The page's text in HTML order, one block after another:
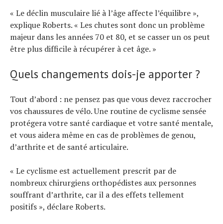
« Le déclin musculaire lié à l’âge affecte l’équilibre »,
explique Roberts. « Les chutes sont donc un problème
majeur dans les années 70 et 80, et se casser un os peut
être plus difficile à récupérer à cet âge. »
Quels changements dois-je apporter ?
Tout d’abord : ne pensez pas que vous devez raccrocher
vos chaussures de vélo. Une routine de cyclisme sensée
protégera votre santé cardiaque et votre santé mentale,
et vous aidera même en cas de problèmes de genou,
d’arthrite et de santé articulaire.
« Le cyclisme est actuellement prescrit par de
nombreux chirurgiens orthopédistes aux personnes
souffrant d’arthrite, car il a des effets tellement
positifs », déclare Roberts.